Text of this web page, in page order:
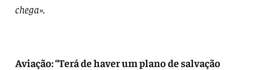
chega».
Aviação: “Terá de haver um plano de salvação